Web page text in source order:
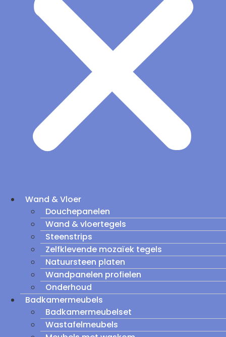
Wand & Vloer
Douchepanelen
Wand & vloertegels
Steenstrips
Zelfklevende mozaïek tegels
Natuursteen platen
Wandpanelen profielen
Onderhoud
Badkamermeubels
Badkamermeubelset
Wastafelmeubels